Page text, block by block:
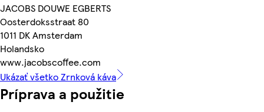
JACOBS DOUWE EGBERTS
Oosterdoksstraat 80
1011 DK Amsterdam
Holandsko
www.jacobscoffee.com
Ukázať všetko Zrnková káva
Príprava a použitie